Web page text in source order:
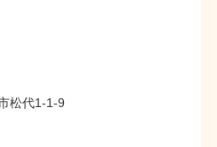
松代1-1-9